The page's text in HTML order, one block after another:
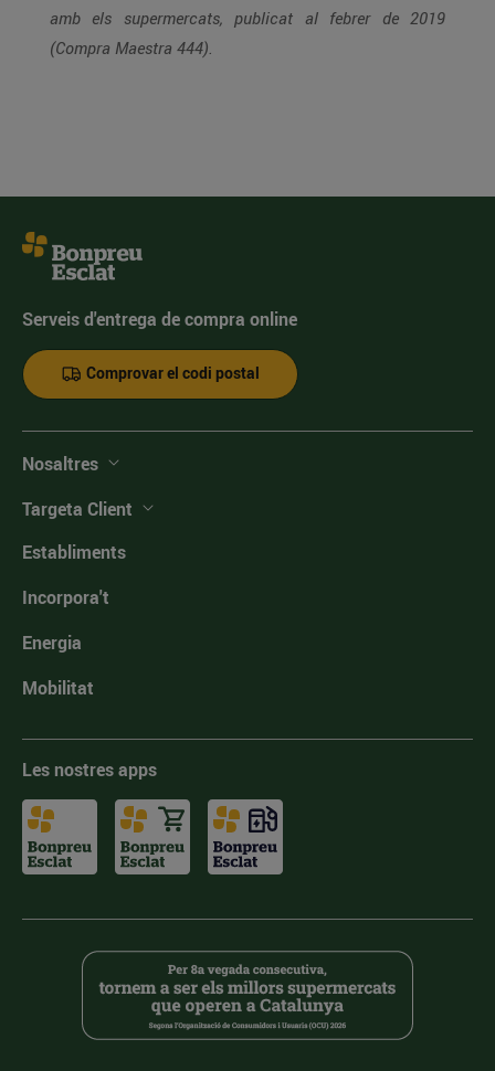
amb els supermercats, publicat al febrer de 2019
(Compra Maestra 444).
Serveis d'entrega de compra online
Comprovar el codi postal
Nosaltres
Targeta Client
Establiments
Incorpora't
Energia
Mobilitat
Les nostres apps